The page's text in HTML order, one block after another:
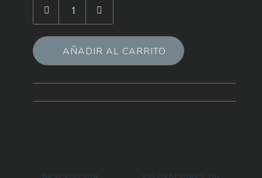
Cotton
Club
AÑADIR AL CARRITO